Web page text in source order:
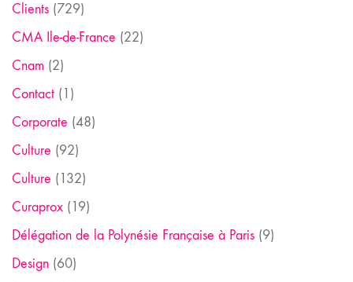
Clients (729)
CMA Ile-de-France (22)
Cnam (2)
Contact (1)
Corporate (48)
Culture (92)
Culture (132)
Curaprox (19)
Délégation de la Polynésie Française à Paris (9)
Design (60)